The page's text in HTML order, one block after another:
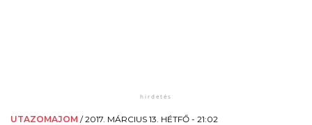
UTAZOMAJOM /2017. MÁRCIUS 13. HÉTFŐ - 21:02